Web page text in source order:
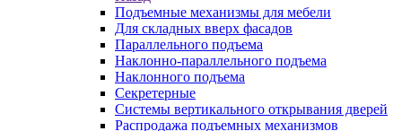
Подъемные механизмы для мебели
Для складных вверх фасадов
Параллельного подъема
Наклонно-параллельного подъема
Наклонного подъема
Секретерные
Системы вертикального открывания дверей
Распродажа подъемных механизмов